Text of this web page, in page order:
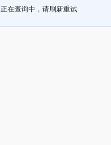
正在查询中，请刷新重试